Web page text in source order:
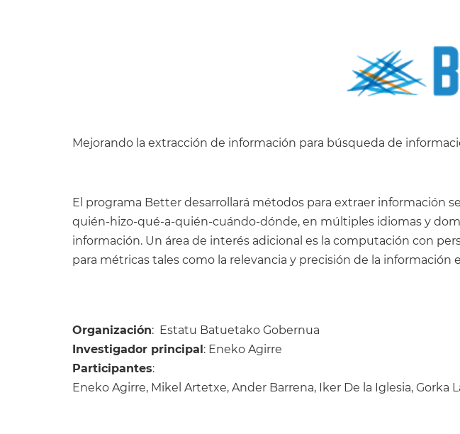
Mejorando la extracción de información para búsqueda de
El programa Better desarrollará métodos para extraer información
quién-hizo-qué-a-quién-cuándo-dónde, en múltiples idiomas y
información. Un área de interés adicional es la computación con
para métricas tales como la relevancia y precisión de la información
Organización: Estatu Batuetako Gobernua
Investigador principal: Eneko Agirre
Participantes:
Eneko Agirre, Mikel Artetxe, Ander Barrena, Iker De la Iglesia, Gorka